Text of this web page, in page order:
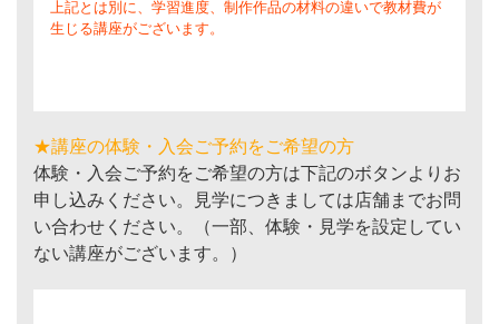
上記とは別に、学習進度、制作作品の材料の違いで教材費が
生じる講座がございます。
★講座の体験・入会ご予約をご希望の方
体験・入会ご予約をご希望の方は下記のボタンよりお
申し込みください。見学につきましては店舗までお問
い合わせください。（一部、体験・見学を設定してい
ない講座がございます。）